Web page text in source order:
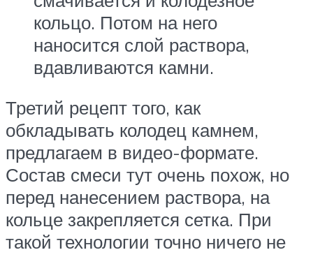
кольцо. Потом на него
наносится слой раствора,
вдавливаются камни.
Третий рецепт того, как
обкладывать колодец камнем,
предлагаем в видео-формате.
Состав смеси тут очень похож, но
перед нанесением раствора, на
кольце закрепляется сетка. При
такой технологии точно ничего не